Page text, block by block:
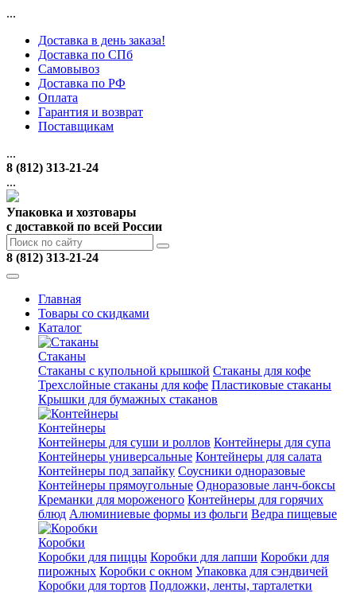
...
Доставка в день заказа!
Доставка по СПб
Самовывоз
Доставка по РФ
Оплата
Гарантия и возврат
Поставщикам
...
8 (812) 313-21-24
...
Упаковка и хозтовары
с доставкой по всей России
8 (812) 313-21-24
Главная
Товары со скидками
Каталог
Стаканы
Стаканы с купольной крышкой Стаканы для кофе
Трехслойные стаканы для кофе Пластиковые стаканы
Крышки для бумажных стаканов
Контейнеры
Контейнеры для суши и роллов Контейнеры для супа
Контейнеры универсальные Контейнеры для салата
Контейнеры под запайку Соусники одноразовые
Контейнеры прямоугольные Одноразовые ланч-боксы
Креманки для мороженого Контейнеры для горячих
блюд Алюминиевые формы из фольги Ведра пищевые
Коробки
Коробки для пиццы Коробки для лапши Коробки для
пирожных Коробки с окном Упаковка для сэндвичей
Коробки для тортов Подложки, ленты, тарталетки